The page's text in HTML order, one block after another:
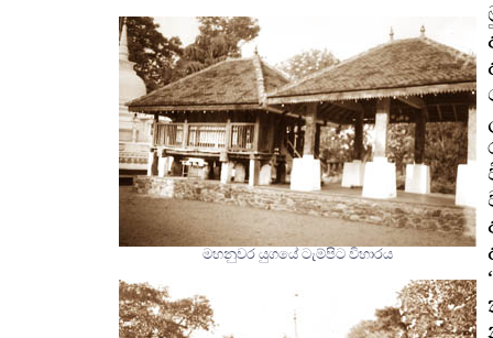
මහනුවර යුගයේ ටැම්පිට විහාරය